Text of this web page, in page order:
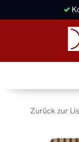
✓
Zurück zur